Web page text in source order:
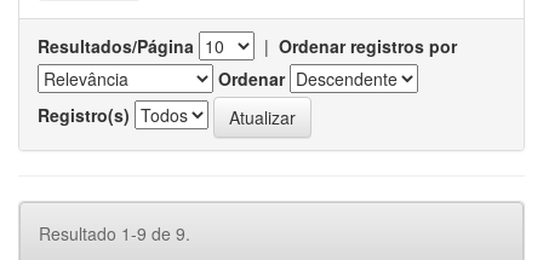
Resultados/Página | Ordenar registros por
Ordenar
Registro(s)
Resultado 1-9 de 9.